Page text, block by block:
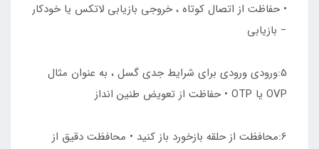
• حفاظت از اتصال کوتاه ، خروجی بازیابی لاتکس یا خودکار
− بازیابی
5:ورودی ورودی برای شرایط جدی گسل ، به عنوان مثال
OVP یا OTP • حفاظت از تعویض طنین انداز
6:محافظت از حلقه بازخورد باز کنید • محافظت دقیق از